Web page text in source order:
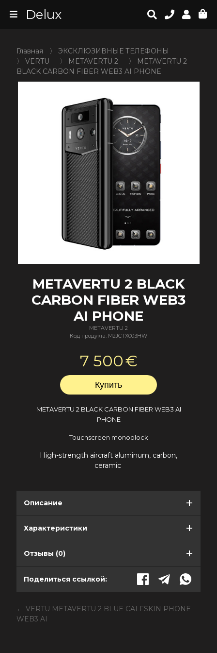
Delux
Главная 〉 ЭКСКЛЮЗИВНЫЕ ТЕЛЕФОНЫ
〉 VERTU 〉 METAVERTU 2 〉
METAVERTU 2
BLACK CARBON FIBER WEB3 AI PHONE
METAVERTU 2 BLACK
CARBON FIBER WEB3
AI PHONE
METAVERTU 2
Код продукта: M2JCTX003HW
7 500€
METAVERTU 2 BLACK CARBON FIBER WEB3 AI
PHONE
Touchscreen monoblock
High-strength aircraft aluminum, carbon,
ceramic
Описание
Характеристики
Отзывы (0)
Поделиться ссылкой:
VERTU METAVERTU 2 BLUE CALFSKIN PHONE
WEB3 AI